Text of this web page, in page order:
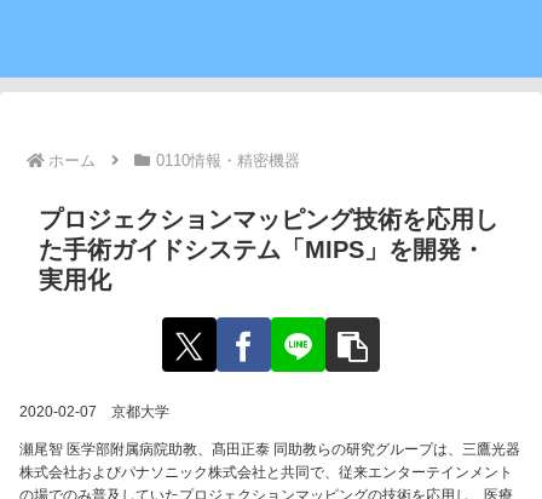
ホーム 0110情報・精密機器
プロジェクションマッピング技術を応用し
た手術ガイドシステム「MIPS」を開発・
実用化
2020-02-07 京都大学
瀬尾智 医学部附属病院助教、髙田正泰 同助教らの研究グループは、三鷹光器
株式会社およびパナソニック株式会社と共同で、従来エンターテインメント